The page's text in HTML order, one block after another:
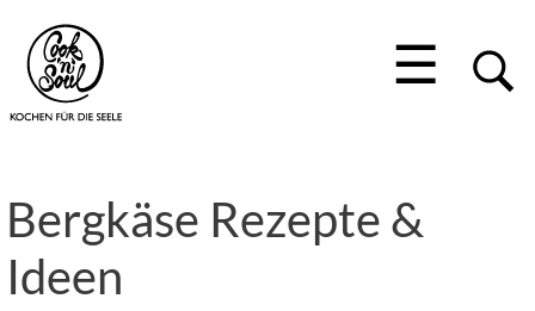
☰
Bergkäse Rezepte &
Ideen